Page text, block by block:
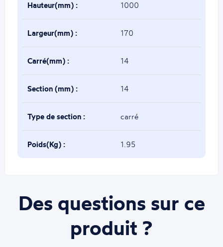
Hauteur(mm) : 1000
Largeur(mm) : 170
Carré(mm) : 14
Section (mm) : 14
Type de section : carré
Poids(Kg) : 1.95
Des questions sur ce
produit ?